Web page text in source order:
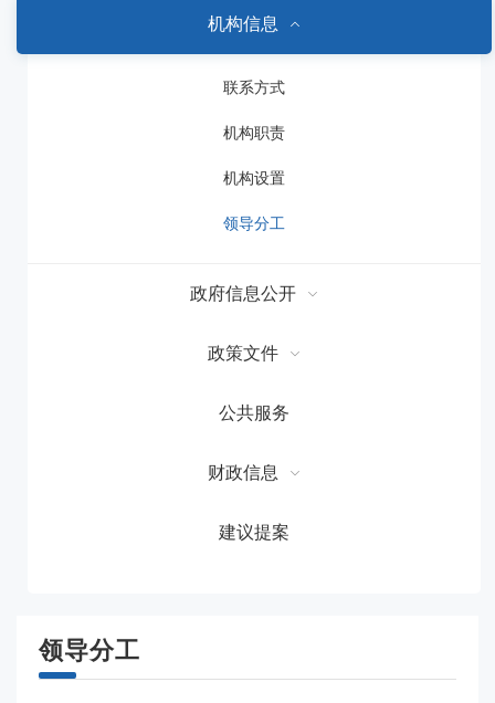
机构信息
联系方式
机构职责
机构设置
领导分工
政府信息公开
政策文件
公共服务
财政信息
建议提案
领导分工